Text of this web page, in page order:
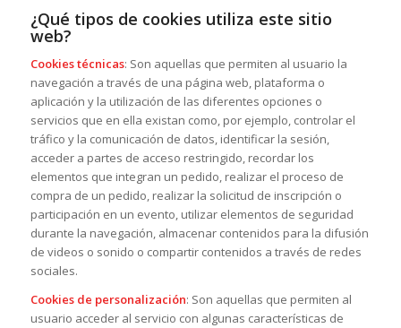
¿Qué tipos de cookies utiliza este sitio
web?
Cookies técnicas: Son aquellas que permiten al usuario la
navegación a través de una página web, plataforma o
aplicación y la utilización de las diferentes opciones o
servicios que en ella existan como, por ejemplo, controlar el
tráfico y la comunicación de datos, identificar la sesión,
acceder a partes de acceso restringido, recordar los
elementos que integran un pedido, realizar el proceso de
compra de un pedido, realizar la solicitud de inscripción o
participación en un evento, utilizar elementos de seguridad
durante la navegación, almacenar contenidos para la difusión
de videos o sonido o compartir contenidos a través de redes
sociales.
Cookies de personalización: Son aquellas que permiten al
usuario acceder al servicio con algunas características de